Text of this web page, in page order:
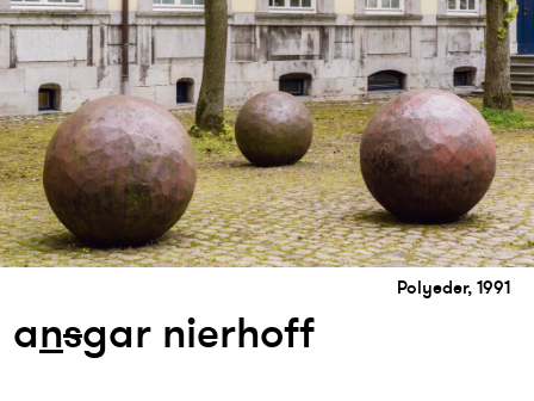
Polyeder, 1991
ansgar nierhoff